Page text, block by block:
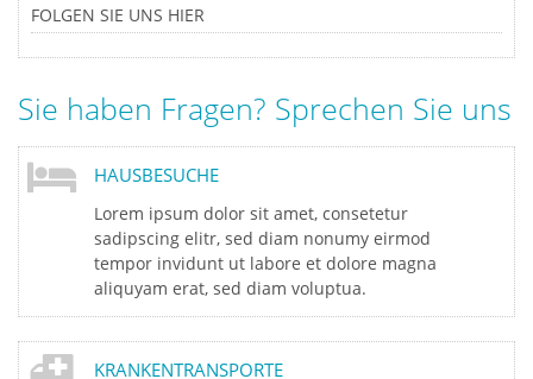
FOLGEN SIE UNS HIER
Sie haben Fragen? Sprechen Sie uns
HAUSBESUCHE
Lorem ipsum dolor sit amet, consetetur
sadipscing elitr, sed diam nonumy eirmod
tempor invidunt ut labore et dolore magna
aliquyam erat, sed diam voluptua.
KRANKENTRANSPORTE